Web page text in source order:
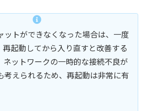
ットができなくなった場合は、一度
起動してから入り直すと改善する
ネットワークの一時的な接続不良が
考えられるため、再起動は非常に有